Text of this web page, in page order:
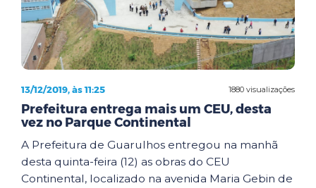
1880 visualizações
13/12/2019, às 11:25
Prefeitura entrega mais um CEU, desta
vez no Parque Continental
A Prefeitura de Guarulhos entregou na manhã
desta quinta-feira (12) as obras do CEU
Continental, localizado na avenida Maria Gebin de